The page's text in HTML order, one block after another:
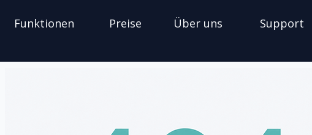
Funktionen Preise Über uns Support